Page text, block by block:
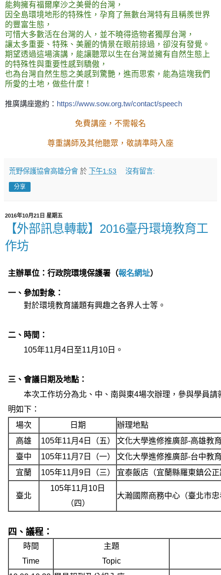
能夠擁有福爾摩沙之美譽的台灣，
因全島環境地形的特殊性，孕育了無數台灣特有且稱羨世界
的豐富生態，
可惜大多數活在台灣的人，並不曉得造物者獨厚台灣，
讓太多重要、特殊、美麗的情景在眼前掠過，卻沒有發覺。
期望透過這場演講，能讓聽眾以生在台灣並擁有自然生態上
的特殊性與重要性感到驕傲，
也為台灣自然生態之美感到驚艷，進而思索，能為這塊我們
所愛的土地，做些什麼！
推廣講座邀約： https://www.sow.org.tw/contact/speech
免費講座，不需報名
尊重講師及其他聽眾，敬請準時入座
荒野保護協會高雄分會 於 下午1:53 沒有留言:
分享
2016年10月21日 星期五
【外部訊息轉載】2016臺丹環境教育工
作坊
主辦單位：行政院環境保護署（報名網址）
一、參加對象：
對於環境教育議題有興趣之各界人士等。
二、時間：
105年11月4日至11月10日。
三、會議日期及地點：
本次工作坊分為北、中、南與東4場次辦理，參與學員請
明如下：
場次
日期
辦理地點
高雄
105年11月4日（五）
文化大學進修推廣部-高雄教
臺中
105年11月7日（一）
文化大學進修推廣部-台中教
宜蘭
105年11月9日（三） 宜泰飯店（宜蘭縣羅東鎮公
臺北
105年11月10日
（四）
大瀚國際商務中心（臺北市
四、議程：
時間
Time
主題
Topic